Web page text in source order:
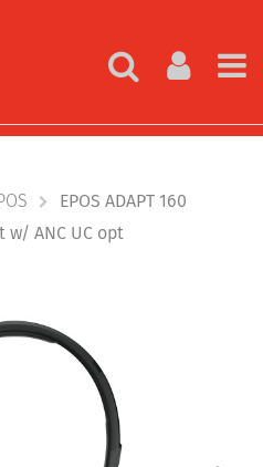
EPOS ADAPT 160
w/ ANC UC opt